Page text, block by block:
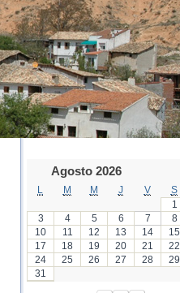
Agosto 2026
M M J V S
1
3
4 5 6 7 8
10
11 12 13 14 15
17
18 19 20 21 22
24
25 26 27 28 29
31